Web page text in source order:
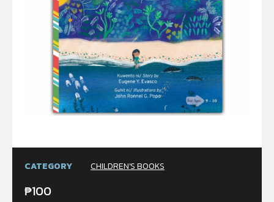
CATEGORY CHILDREN'S BOOKS
₱100